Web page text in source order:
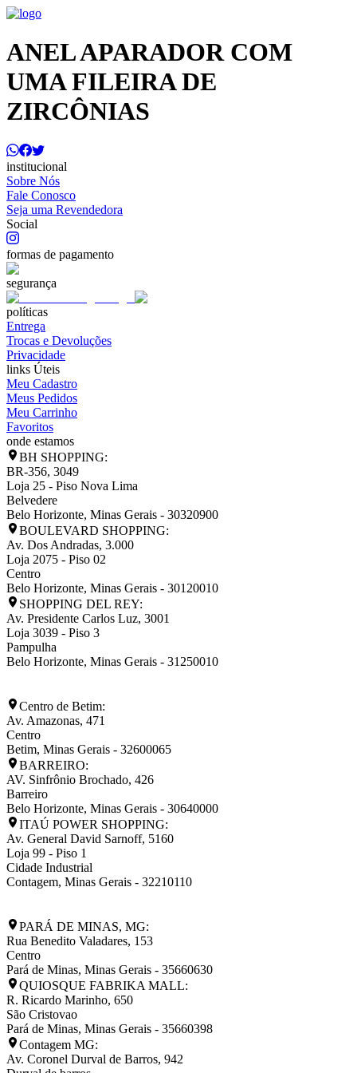
ANEL APARADOR COM
UMA FILEIRA DE
ZIRCÔNIAS
institucional
Sobre Nós
Fale Conosco
Seja uma Revendedora
Social
formas de pagamento
segurança
políticas
Entrega
Trocas e Devoluções
Privacidade
links Úteis
Meu Cadastro
Meus Pedidos
Meu Carrinho
Favoritos
onde estamos
BH SHOPPING:
BR-356, 3049
Loja 25 - Piso Nova Lima
Belvedere
Belo Horizonte, Minas Gerais - 30320900
BOULEVARD SHOPPING:
Av. Dos Andradas, 3.000
Loja 2075 - Piso 02
Centro
Belo Horizonte, Minas Gerais - 30120010
SHOPPING DEL REY:
Av. Presidente Carlos Luz, 3001
Loja 3039 - Piso 3
Pampulha
Belo Horizonte, Minas Gerais - 31250010
Centro de Betim:
Av. Amazonas, 471
Centro
Betim, Minas Gerais - 32600065
BARREIRO:
AV. Sinfrônio Brochado, 426
Barreiro
Belo Horizonte, Minas Gerais - 30640000
ITAÚ POWER SHOPPING:
Av. General David Sarnoff, 5160
Loja 99 - Piso 1
Cidade Industrial
Contagem, Minas Gerais - 32210110
PARÁ DE MINAS, MG:
Rua Benedito Valadares, 153
Centro
Pará de Minas, Minas Gerais - 35660630
QUIOSQUE FABRIKA MALL:
R. Ricardo Marinho, 650
São Cristovao
Pará de Minas, Minas Gerais - 35660398
Contagem MG:
Av. Coronel Durval de Barros, 942